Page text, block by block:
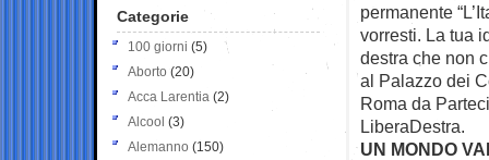
permanente
vorresti. La tua
destra che non
al Palazzo dei
Roma da
LiberaDestra.
UN MONDO
Categorie
100 giorni (5)
Aborto (20)
Acca Larentia (2)
Alcool (3)
Alemanno (150)